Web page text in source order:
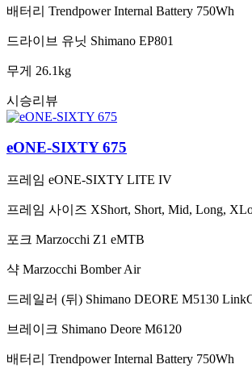
배터리 Trendpower Internal Battery 750Wh
드라이브 유닛 Shimano EP801
무게 26.1kg
시승리뷰
eONE-SIXTY 675
프레임 eONE-SIXTY LITE IV
프레임 사이즈 XShort, Short, Mid, Long,
포크 Marzocchi Z1 eMTB
샥 Marzocchi Bomber Air
드레일러 (뒤) Shimano DEORE M5130
브레이크 Shimano Deore M6120
배터리 Trendpower Internal Battery 750Wh